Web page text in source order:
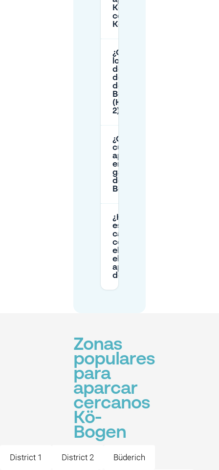
Königsallee
cerca de
Kö-Bogen?
¿Cuáles son
los horarios
de apertura
del garaje
de Kö-
Bogen
(Königsallee
2)?
¿Cuánto
cuesta
aparcar
en el
garaje
de Kö-
Bogen?
¿Hay
estaciones de
carga para
coches
eléctricos en
el
aparcamiento
de Kö-Bogen?
Zonas
populares
para
aparcar
cercanos
Kö-
Bogen
District 1 District 2 Büderich